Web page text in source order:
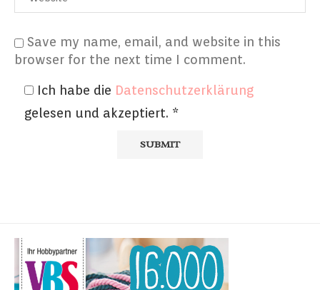
Save my name, email, and website in this
browser for the next time I comment.
Ich habe die Datenschutzerklärung
gelesen und akzeptiert. *